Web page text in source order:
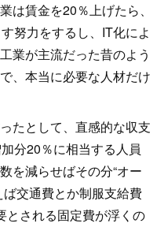
賃金を20％上げたら、
努力をするし、IT化によ
業が主流だった昔のよう
、本当に必要な人材だけ
たとして、直感的な収支
分20％に相当する人員
を減らせばその分“オー
交通費とか制服支給費
とされる固定費が浮くの